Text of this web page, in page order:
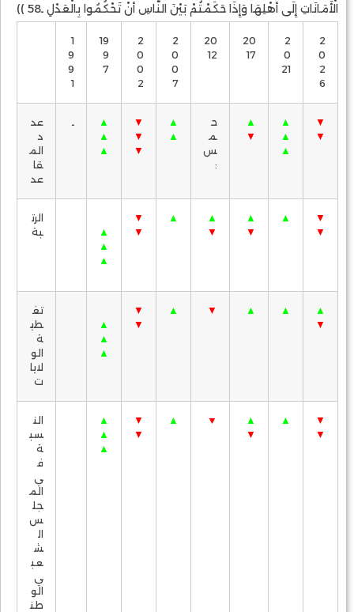
الْأَمَانَاتِ إِلَى أَهْلِهَا وَإِذَا حَكَمْتُمْ بَيْنَ النَّاسِ أَنْ تَحْكُمُوا بِالْعَدْلِ ـ58 ))
2
0
2
6
2
0
21
20
17
20
12
2
0
0
7
2
0
0
2
19
9
7
1
9
9
1
▼
▼
▲
▲
▲
▲
▼
ح
م
س
:
▲
▲
▼
▼
▼
▲
▲
▲
ـ
عد
د
الم
قا
عد
▼
▼
▲
▲
▼
▲
▼
▲
▼
▼
▲
▲
▲
الرت
بة
▲
▼
▲
▲
▼
▲
▼
▼
▲
▲
▲
تغ
طي
ة
الو
لايا
ت
▼
▼
▲
▲
▼
▼
▲
▼
▼
▲
▲
▲
الن
سب
ة
ف
ي
الم
جل
س
ال
ش
عب
ي
الو
طن